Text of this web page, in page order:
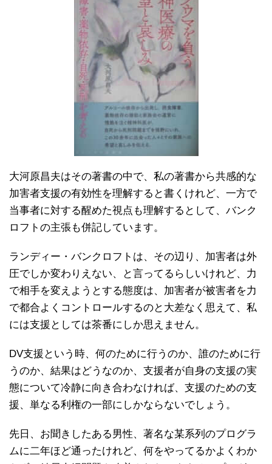
大河原昌夫はその著書の中で、私の著書から共感的な
加害者支援の有効性を理解すると書くけれど、一方で
当事者に対する醒めた視点も理解するとして、バンク
ロフトの主張も併記しています。
ランディー・バンクロフトは、その辺り、加害者は外
圧でしか変わりえない、と言ってるらしいけれど、力
で相手を変えようとする態度は、加害者が被害者を力
で都合よくコントロールするのと大差なく思えて、私
には支援としては茶番にしか思えません。
DV支援という時、何のために行うのか、誰のために行
うのか、結果はどうなのか、支援者が自身の支援の実
態について冷静に向き合わなければ、支援のための支
援、単なる利権の一部にしかならないでしょう。
先日、お聞きしたある男性、著名な某系列のプログラ
ムに二年ほど通ったけれど、何をやってるかよくわか